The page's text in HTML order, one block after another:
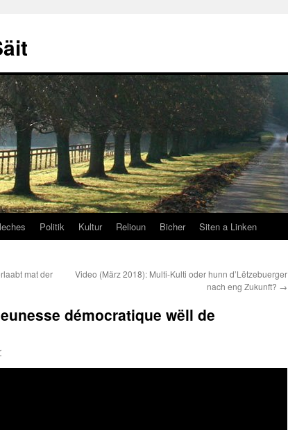
Politik Kultur Relioun Bicher Siten a Linken
mat der
Video (März 2018): Multi-Kulti oder hunn d’Lëtzebuerger
nach eng Zukunft? →
démocratique wëll de